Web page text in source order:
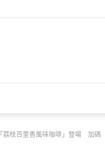
枝百里香風味咖啡」登場 加碼